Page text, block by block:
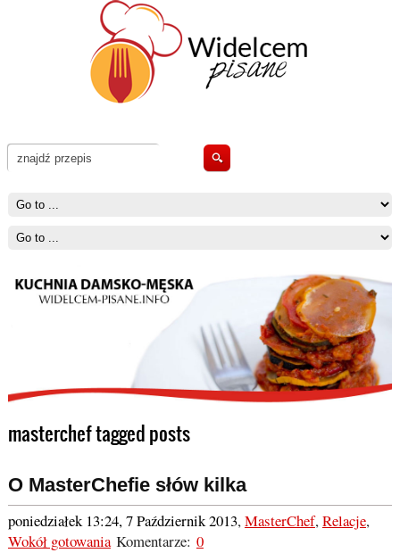
masterchef tagged posts
O MasterChefie słów kilka
poniedziałek 13:24, 7 Październik 2013,MasterChef,Relacje,
Wokół gotowaniaKomentarze: 0